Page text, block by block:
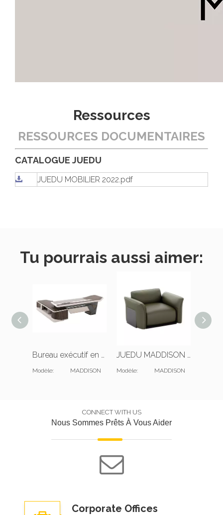
Ressources
RESSOURCES DOCUMENTAIRES
CATALOGUE JUEDU
JUEDU MOBILIER 2022.pdf
Tu pourrais aussi aimer:
Bureau exécutif en forme de L et bibliothèque
Modèle: MADDISON
JUEDU MADDISON Canapé 1 place |Coussin standard |Cuir vert foncé
Modèle: MADDISON
CONNECT WITH US
Nous Sommes Prêts À Vous Aider
Corporate Offices